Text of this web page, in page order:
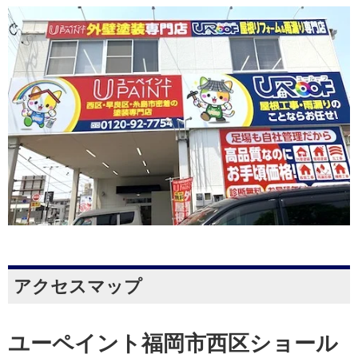
アクセスマップ
ユーペイント福岡市西区ショール